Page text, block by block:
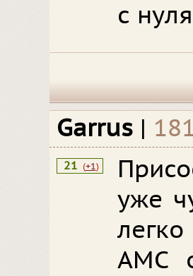
с
Garrus |
21 (+1)
уже
АМС